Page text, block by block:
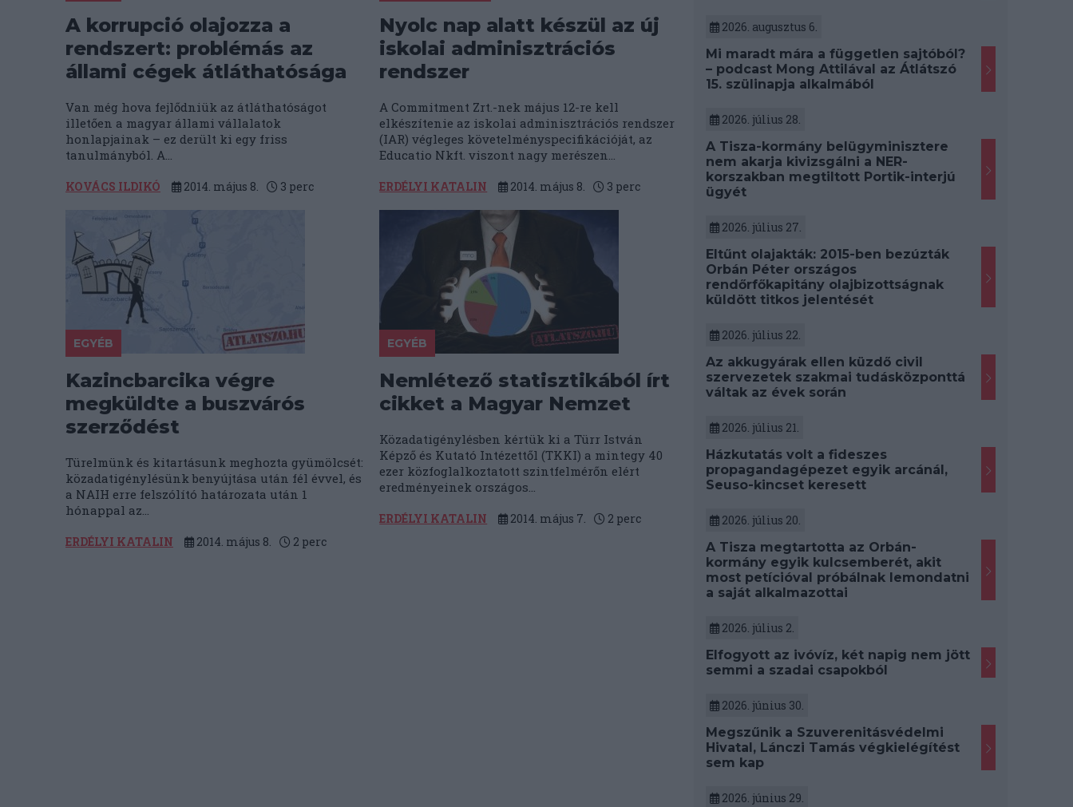
A korrupció olajozza a
rendszert: problémás az
állami cégek átláthatósága
Van még hova fejlődniük az átláthatóságot
illetően a magyar állami vállalatok
honlapjainak – ez derült ki egy friss
tanulmányból. A...
KOVÁCS ILDIKÓ 2014. május 8. 3 perc
Nyolc nap alatt készül az új
iskolai adminisztrációs
rendszer
A Commitment Zrt.-nek május 12-re kell
elkészítenie az iskolai adminisztrációs rendszer
(IAR) végleges követelményspecifikációját, az
Educatio Nkft. viszont nagy merészen...
ERDÉLYI KATALIN 2014. május 8. 3 perc
EGYÉB
Kazincbarcika végre
megküldte a buszvárós
szerződést
Türelmünk és kitartásunk meghozta gyümölcsét:
közadatigénylésünk benyújtása után fél évvel, és
a NAIH erre felszólító határozata után 1
hónappal az...
ERDÉLYI KATALIN 2014. május 8. 2 perc
EGYÉB
Nemlétező statisztikából írt
cikket a Magyar Nemzet
Közadatigénylésben kértük ki a Türr István
Képző és Kutató Intézettől (TKKI) a mintegy 40
ezer közfoglalkoztatott szintfelmérőn elért
eredményeinek országos...
ERDÉLYI KATALIN 2014. május 7. 2 perc
2026. augusztus 6.
Mi maradt mára a független sajtóból?
– podcast Mong Attilával az Átlátszó
15. szülinapja alkalmából
2026. július 28.
A Tisza-kormány belügyminisztere
nem akarja kivizsgálni a NER-
korszakban megtiltott Portik-interjú
ügyét
2026. július 27.
Eltűnt olajakták: 2015-ben bezúzták
Orbán Péter országos
rendőrfőkapitány olajbizottságnak
küldött titkos jelentését
2026. július 22.
Az akkugyárak ellen küzdő civil
szervezetek szakmai tudásközponttá
váltak az évek során
2026. július 21.
Házkutatás volt a fideszes
propagandagépezet egyik arcánál,
Seuso-kincset keresett
2026. július 20.
A Tisza megtartotta az Orbán-
kormány egyik kulcsemberét, akit
most petícióval próbálnak lemondatni
a saját alkalmazottai
2026. július 2.
Elfogyott az ivóvíz, két napig nem jött
semmi a szadai csapokból
2026. június 30.
Megszűnik a Szuverenitásvédelmi
Hivatal, Lánczi Tamás végkielégítést
sem kap
2026. június 29.